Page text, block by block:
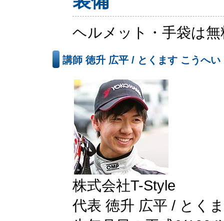
ヘルメット・手袋は
講師 徳升 広平 / とくます こうへい
株式会社T-Style
代表 徳升 広平 / とく